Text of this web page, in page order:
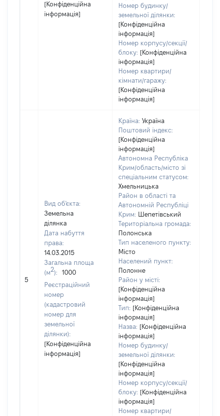
[Конфіденційна
інформація]
Номер будинку/
земельної ділянки:
[Конфіденційна
інформація]
Номер корпусу/секції/
блоку: [Конфіденційна
інформація]
Номер квартири/
кімнати/гаражу:
[Конфіденційна
інформація]
5
Вид об'єкта:
Земельна
ділянка
Дата набуття
права:
14.03.2015
Загальна площа
(м2):
1000
Реєстраційний
номер
(кадастровий
номер для
земельної
ділянки):
[Конфіденційна
інформація]
Країна: Україна
Поштовий індекс:
[Конфіденційна
інформація]
Автономна Республіка
Крим/область/місто зі
спеціальним статусом:
Хмельницька
Район в області та
Автономній Республіці
Крим:
Шепетівський
Територіальна громада:
Полонська
Тип населеного пункту:
Місто
Населений пункт:
Полонне
Район у місті:
[Конфіденційна
інформація]
Тип: [Конфіденційна
інформація]
Назва: [Конфіденційна
інформація]
Номер будинку/
земельної ділянки:
[Конфіденційна
інформація]
Номер корпусу/секції/
блоку: [Конфіденційна
інформація]
Номер квартири/